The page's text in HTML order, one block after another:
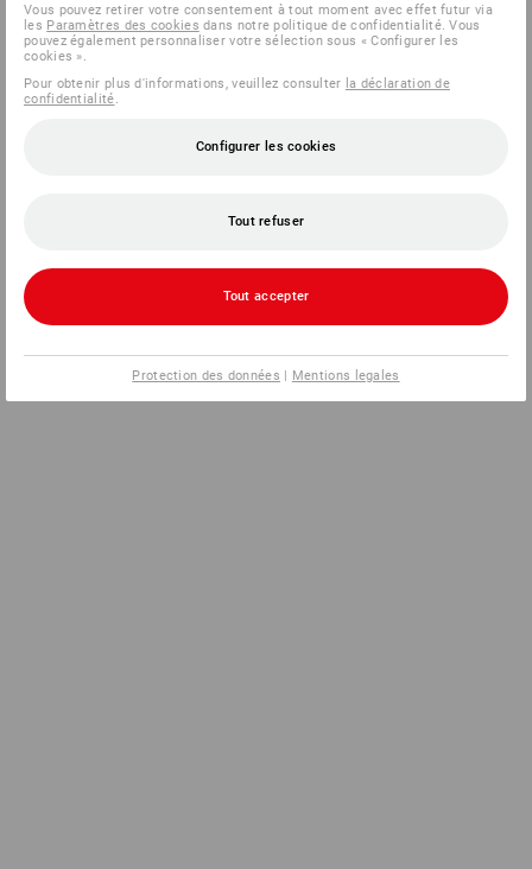
Vous pouvez retirer votre consentement à tout moment avec effet futur via
les Paramètres des cookies dans notre politique de confidentialité. Vous
pouvez également personnaliser votre sélection sous « Configurer les
cookies ».
Pour obtenir plus d'informations, veuillez consulter la déclaration de
confidentialité
Configurer les cookies
Tout refuser
Tout accepter
Protection des données | Mentions legales